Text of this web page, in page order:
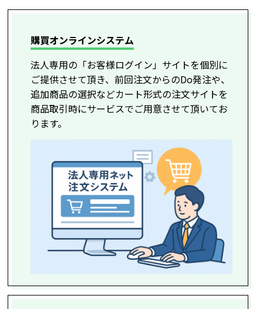
購買オンラインシステム
法人専用の「お客様ログイン」サイトを個別に
ご提供させて頂き、前回注文からのDo発注や、
追加商品の選択などカート形式の注文サイトを
商品取引時にサービスでご用意させて頂いてお
ります。